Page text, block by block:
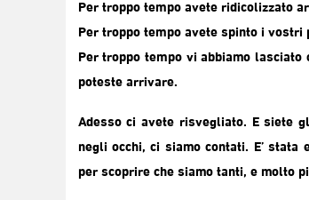
Per troppo tempo avete ridicolizzato
Per troppo tempo avete spinto i
Per troppo tempo vi abbiamo
poteste arrivare.
Adesso ci avete risvegliato. E siete
negli occhi, ci siamo contati. E’
per scoprire che siamo tanti, e molto